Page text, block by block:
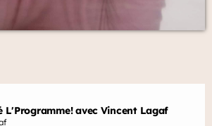
L'Programme! avec Vincent Lagaf